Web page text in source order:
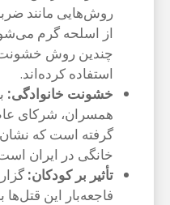
روش‌هایی مانند
از اسلحه گرم
چندین روش
استفاده کرده‌اند.
خشونت خانوادگی:
همسران، شرکای
گرفته است که
خانگی در ایران
تأثیر بر کودکان: